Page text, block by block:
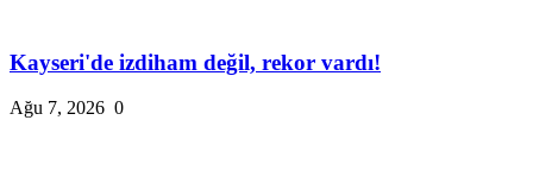
Kayseri'de izdiham değil, rekor vardı!
Ağu 7, 2026 0